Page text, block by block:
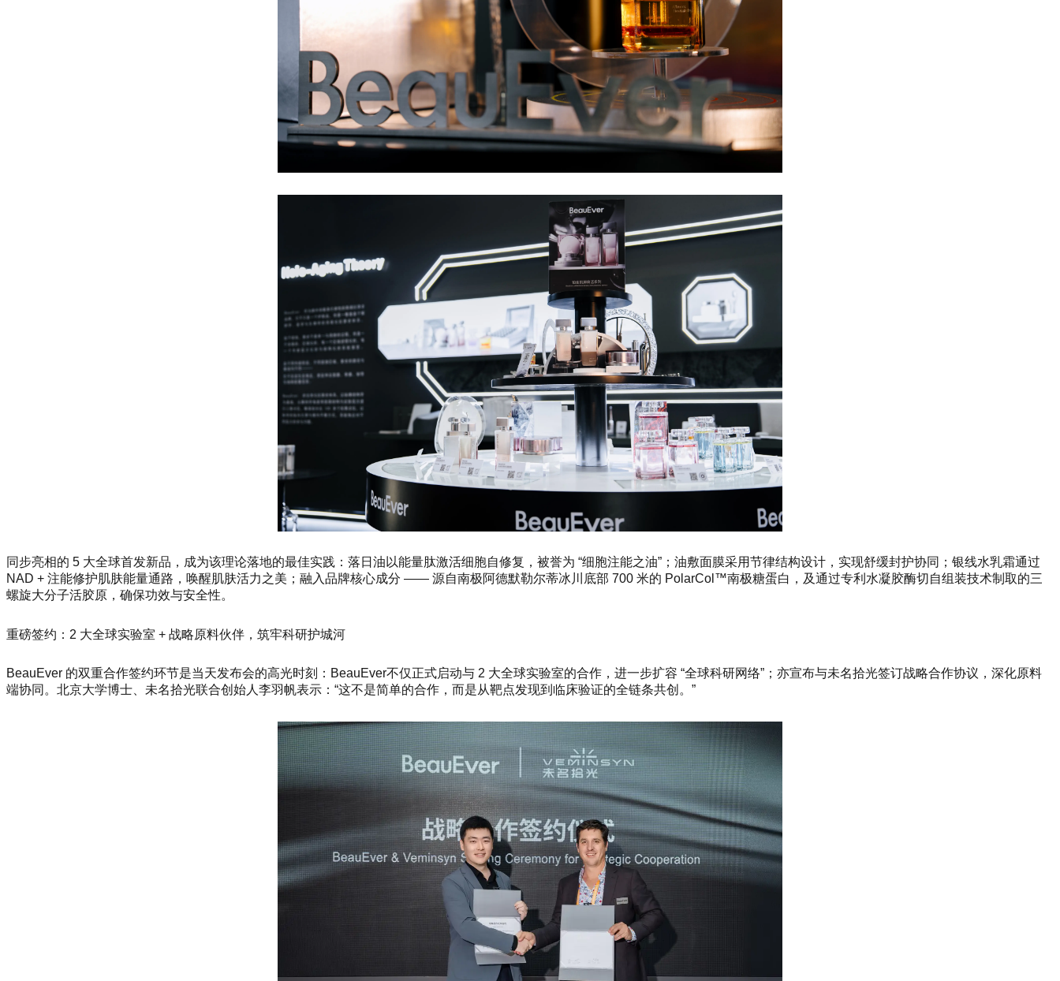
同步亮相的 5 大全球首发新品，成为该理论落地的最佳实践：落日油以能量肽激活细胞自修复，被誉为 “细胞注能之油”；油敷面膜采用节律结构设计，实现舒缓封护协同；银线水乳霜通过
NAD + 注能修护肌肤能量通路，唤醒肌肤活力之美；融入品牌核心成分 —— 源自南极阿德默勒尔蒂冰川底部 700 米的 PolarCol™南极糖蛋白，及通过专利水凝胶酶切自组装技术制取的三
螺旋大分子活胶原，确保功效与安全性。
重磅签约：2 大全球实验室 + 战略原料伙伴，筑牢科研护城河
BeauEver 的双重合作签约环节是当天发布会的高光时刻：BeauEver不仅正式启动与 2 大全球实验室的合作，进一步扩容 “全球科研网络”；亦宣布与未名拾光签订战略合作协议，深化原料
端协同。北京大学博士、未名拾光联合创始人李羽帆表示：“这不是简单的合作，而是从靶点发现到临床验证的全链条共创。”